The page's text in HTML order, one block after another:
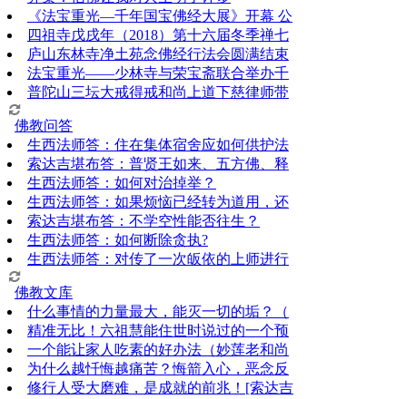
《法宝重光—千年国宝佛经大展》开幕 公
四祖寺戊戌年（2018）第十六届冬季禅七
庐山东林寺净土苑念佛经行法会圆满结束
法宝重光——少林寺与荣宝斋联合举办千
普陀山三坛大戒得戒和尚上道下慈律师带
佛教问答
生西法师答：住在集体宿舍应如何供护法
索达吉堪布答：普贤王如来、五方佛、释
生西法师答：如何对治掉举？
生西法师答：如果烦恼已经转为道用，还
索达吉堪布答：​不学空性能否往生？
生西法师答：如何断除贪执?
生西法师答：对传了一次皈依的上师进行
佛教文库
什么事情的力量最大，能灭一切的垢？（
精准无比！六祖慧能住世时说过的一个预
一个能让家人吃素的好办法（妙莲老和尚
为什么越忏悔越痛苦？悔箭入心，恶念反
修行人受大磨难，是成就的前兆！[索达吉